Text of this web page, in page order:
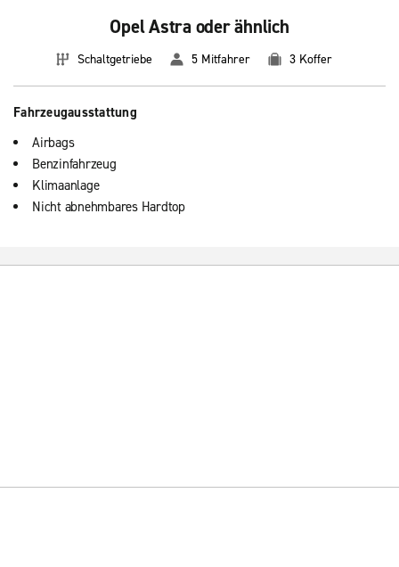
Opel Astra oder ähnlich
Schaltgetriebe 5 Mitfahrer 3 Koffer
Fahrzeugausstattung
Airbags
Benzinfahrzeug
Klimaanlage
Nicht abnehmbares Hardtop